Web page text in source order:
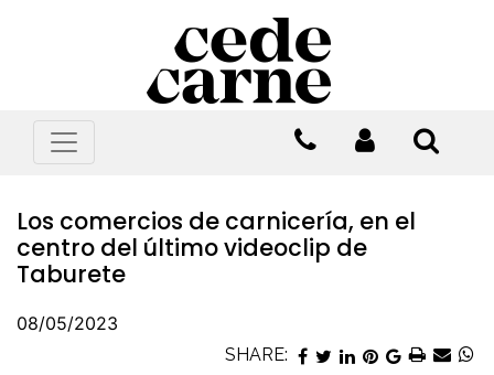
Los comercios de carnicería, en el
centro del último videoclip de
Taburete
08/05/2023
SHARE: